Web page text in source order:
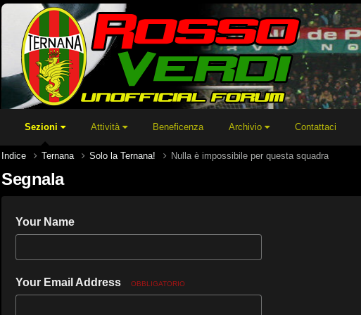
Sezioni Attività Beneficenza Archivio Contattaci
Indice Ternana Solo la Ternana! Nulla è impossibile per questa squadra
Segnala
Your Name
Your Email Address OBBLIGATORIO